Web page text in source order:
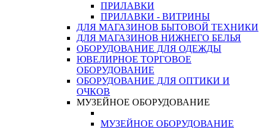
ПРИЛАВКИ
ПРИЛАВКИ - ВИТРИНЫ
ДЛЯ МАГАЗИНОВ БЫТОВОЙ ТЕХНИКИ
ДЛЯ МАГАЗИНОВ НИЖНЕГО БЕЛЬЯ
ОБОРУДОВАНИЕ ДЛЯ ОДЕЖДЫ
ЮВЕЛИРНОЕ ТОРГОВОЕ
ОБОРУДОВАНИЕ
ОБОРУДОВАНИЕ ДЛЯ ОПТИКИ И
ОЧКОВ
МУЗЕЙНОЕ ОБОРУДОВАНИЕ
МУЗЕЙНОЕ ОБОРУДОВАНИЕ